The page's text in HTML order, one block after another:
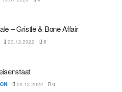
– Gristle & Bone Affair
20.12.2022 0
09.12.2022 0